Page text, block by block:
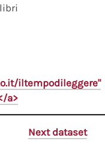
iltempodileggere"
a>
Next dataset